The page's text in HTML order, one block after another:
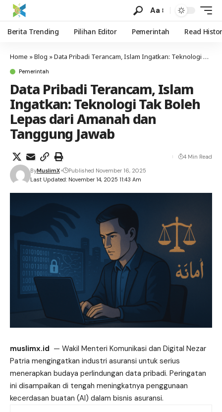
Aa
Berita Trending Pilihan Editor Pemerintah Read
Home »Blog »Data Pribadi Terancam, Islam Ingatkan: Teknologi Tak Boleh Lepas dari Amanah dan Tanggung Jawab
Pemerintah
Data Pribadi Terancam, Islam
Ingatkan: Teknologi Tak Boleh
Lepas dari Amanah dan
Tanggung Jawab
Last Updated: November 14, 2025 11:43 Am
ByMuslimX Published November 16, 2025
4 Min Read
muslimx.id — Wakil Menteri Komunikasi dan Digital Nezar
Patria mengingatkan industri asuransi untuk serius
menerapkan budaya perlindungan data pribadi. Peringatan
ini disampaikan di tengah meningkatnya penggunaan
kecerdasan buatan (AI) dalam bisnis asuransi.